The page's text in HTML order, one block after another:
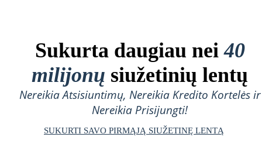
Sukurta daugiau nei40
milijonų siužetinių lentų
Nereikia Atsisiuntimų, Nereikia Kredito Kortelės ir
Nereikia Prisijungti!
SUKURTI SAVO PIRMĄJĄ SIUŽETINĘ LENTĄ